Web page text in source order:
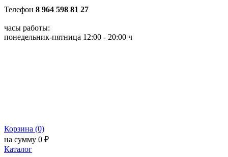
Телефон 8 964 598 81 27
часы работы:
понедельник-пятница 12:00 - 20:00 ч
Корзина (0)
на сумму 0 ₽
Каталог